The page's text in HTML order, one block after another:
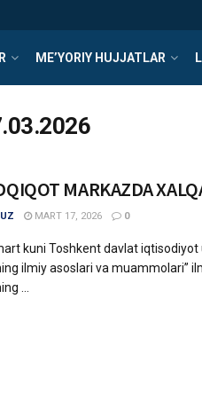
ME’YORIY HUJJATLAR
MARKAZDA
MART 17, 2026 0
kuni Toshkent davlat
ilmiy asoslari va muammolari”
...